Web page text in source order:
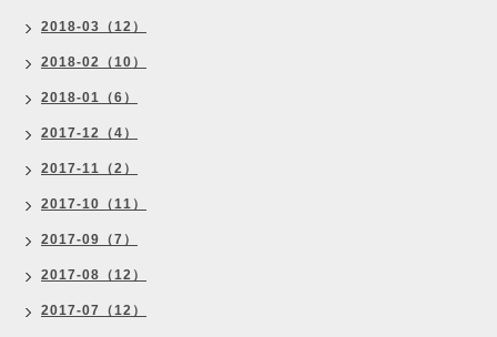
2018-03（12）
2018-02（10）
2018-01（6）
2017-12（4）
2017-11（2）
2017-10（11）
2017-09（7）
2017-08（12）
2017-07（12）